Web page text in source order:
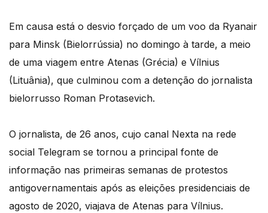
Em causa está o desvio forçado de um voo da Ryanair
para Minsk (Bielorrússia) no domingo à tarde, a meio
de uma viagem entre Atenas (Grécia) e Vílnius
(Lituânia), que culminou com a detenção do jornalista
bielorrusso Roman Protasevich.
O jornalista, de 26 anos, cujo canal Nexta na rede
social Telegram se tornou a principal fonte de
informação nas primeiras semanas de protestos
antigovernamentais após as eleições presidenciais de
agosto de 2020, viajava de Atenas para Vílnius.